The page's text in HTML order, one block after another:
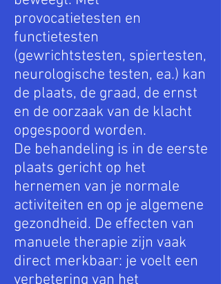
provocatietesten en
functietesten
(gewrichtstesten, spiertesten,
neurologische testen, ea.) kan
de plaats, de graad, de ernst
en de oorzaak van de klacht
opgespoord worden.
De behandeling is in de eerste
plaats gericht op het
hernemen van je normale
activiteiten en op je algemene
gezondheid. De effecten van
manuele therapie zijn vaak
direct merkbaar: je voelt een
verbetering van het